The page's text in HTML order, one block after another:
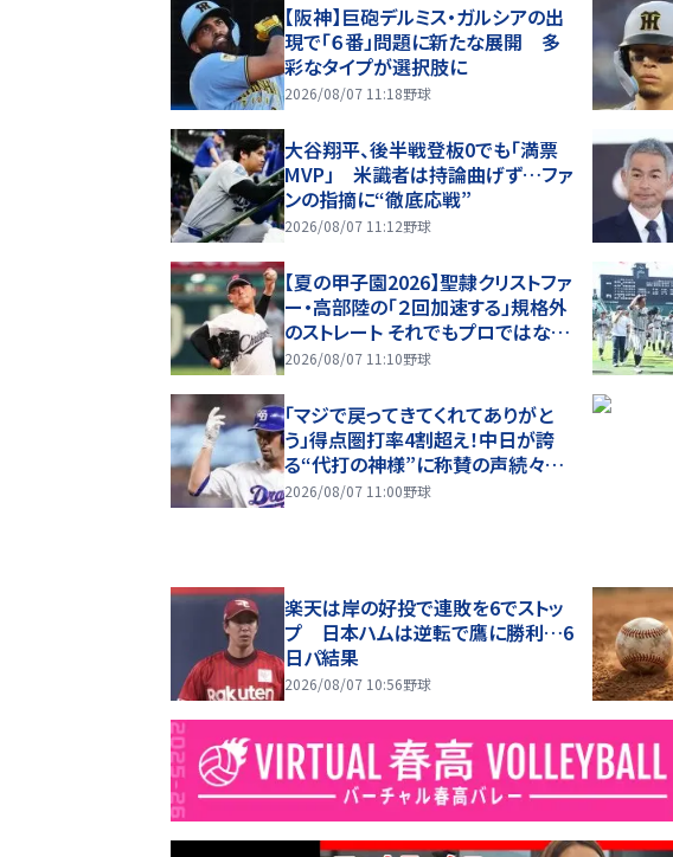
【阪神】巨砲デルミス・ガルシアの出
現で「６番」問題に新たな展開 多
彩なタイプが選択肢に
2026/08/07 11:18野球
大谷翔平、後半戦登板0でも「満票
MVP」 米識者は持論曲げず…ファ
ンの指摘に“徹底応戦”
2026/08/07 11:12野球
【夏の甲子園2026】聖隷クリストファ
ー・高部陸の「２回加速する」規格外
のストレート それでもプロではなく
大学進学を選ぶ理由
2026/08/07 11:10野球
「マジで戻ってきてくれてありがと
う」得点圏打率4割超え！中日が誇
る“代打の神様”に称賛の声続々…
「当たり前のように打つマスター神す
2026/08/07 11:00野球
楽天は岸の好投で連敗を6でストッ
プ 日本ハムは逆転で鷹に勝利…6
日パ結果
2026/08/07 10:56野球